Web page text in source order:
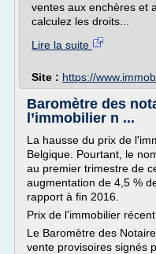
ventes aux enchères et
calculez les droits...
Lire la suite
Site : https://
Baromètre des
l’immobilier n ...
La hausse du prix de
Belgique. Pourtant, le
au premier trimestre de
augmentation de 4,5 %
rapport à fin 2016.
Prix de l'immobilier récent
Le Baromètre des
vente provisoires signés